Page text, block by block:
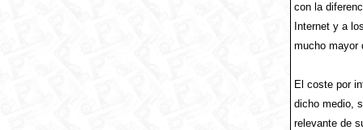
con la
Internet y a
mucho mayor
El coste por
dicho medio,
relevante de